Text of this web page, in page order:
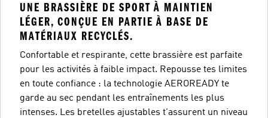
UNE BRASSIÈRE DE SPORT À MAINTIEN
LÉGER, CONÇUE EN PARTIE À BASE DE
MATÉRIAUX RECYCLÉS.
Confortable et respirante, cette brassière est parfaite
pour les activités à faible impact. Repousse tes limites
en toute confiance : la technologie AEROREADY te
garde au sec pendant les entraînements les plus
intenses. Les bretelles ajustables t'assurent un niveau